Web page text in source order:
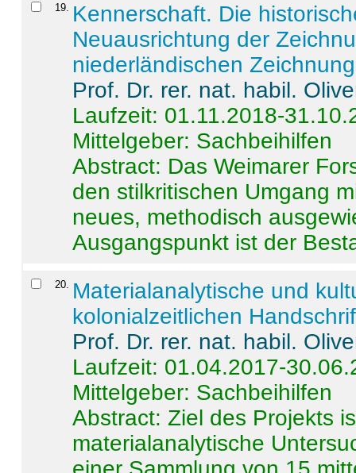
19
Kennerschaft. Die
Neuausrichtung der
niederländischen
Prof. Dr. rer. nat. habil.
Laufzeit: 01.11.2018-
Mittelgeber: Sachbeihilfen
Abstract: Das Weimarer
den stilkritischen Umgang
neues, methodisch
Ausgangspunkt ist der
20
Materialanalytische und
kolonialzeitlichen
Prof. Dr. rer. nat. habil.
Laufzeit: 01.04.2017-
Mittelgeber: Sachbeihilfen
Abstract:Ziel des Projekts
materialanalytische